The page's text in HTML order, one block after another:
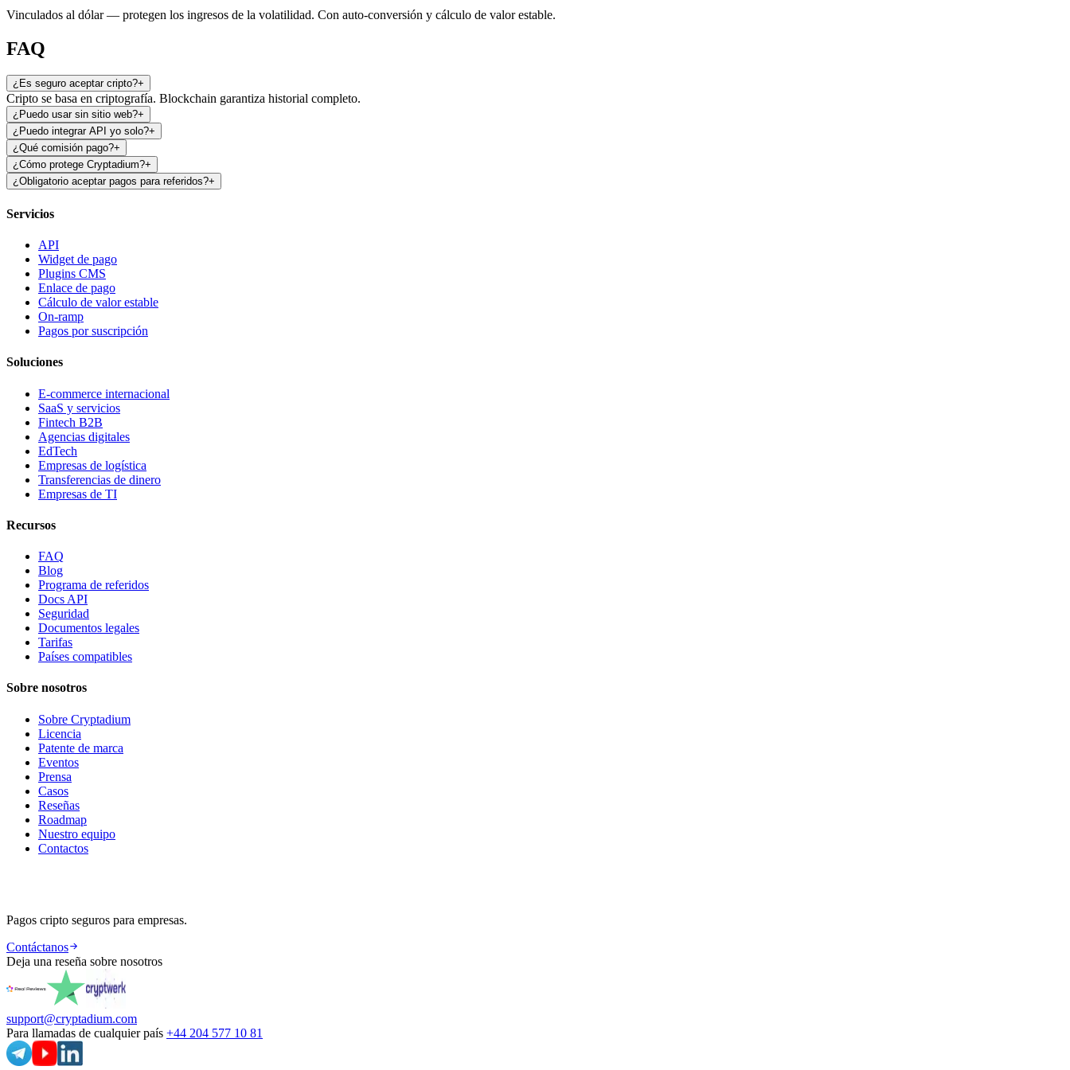
Vinculados al dólar — protegen los ingresos de la volatilidad. Con auto-conversión y cálculo de valor estable.
FAQ
¿Es seguro aceptar cripto?+
Cripto se basa en criptografía. Blockchain garantiza historial completo.
¿Puedo usar sin sitio web?+
¿Puedo integrar API yo solo?+
¿Qué comisión pago?+
¿Cómo protege Cryptadium?+
¿Obligatorio aceptar pagos para referidos?+
Servicios
API
Widget de pago
Plugins CMS
Enlace de pago
Cálculo de valor estable
On-ramp
Pagos por suscripción
Soluciones
E-commerce internacional
SaaS y servicios
Fintech B2B
Agencias digitales
EdTech
Empresas de logística
Transferencias de dinero
Empresas de TI
Recursos
FAQ
Blog
Programa de referidos
Docs API
Seguridad
Documentos legales
Tarifas
Países compatibles
Sobre nosotros
Sobre Cryptadium
Licencia
Patente de marca
Eventos
Prensa
Casos
Reseñas
Roadmap
Nuestro equipo
Contactos
Pagos cripto seguros para empresas.
Contáctanos
Deja una reseña sobre nosotros
support@cryptadium.com
Para llamadas de cualquier país +44 204 577 10 81